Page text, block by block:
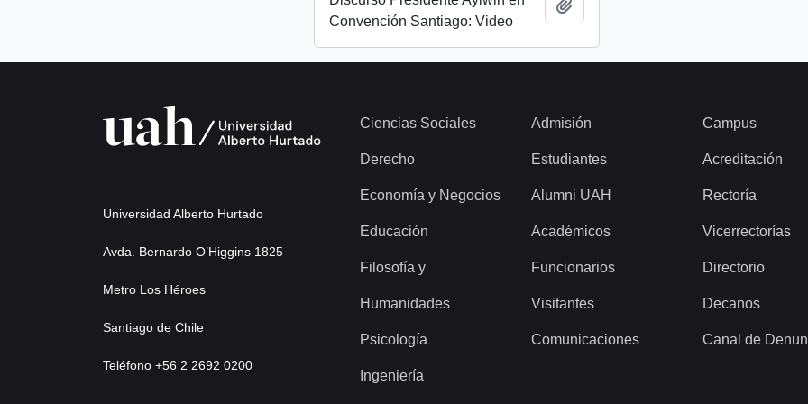
Convención Santiago: Video
Universidad Alberto Hurtado
Avda. Bernardo O’Higgins 1825
Metro Los Héroes
Santiago de Chile
Teléfono +56 2 2692 0200
Ciencias Sociales
Derecho
Economía y Negocios
Educación
Filosofía y
Humanidades
Psicología
Ingeniería
Admisión
Estudiantes
Alumni UAH
Académicos
Funcionarios
Visitantes
Comunicaciones
Campus
Acreditación
Rectoría
Vicerrectorías
Directorio
Decanos
Canal de